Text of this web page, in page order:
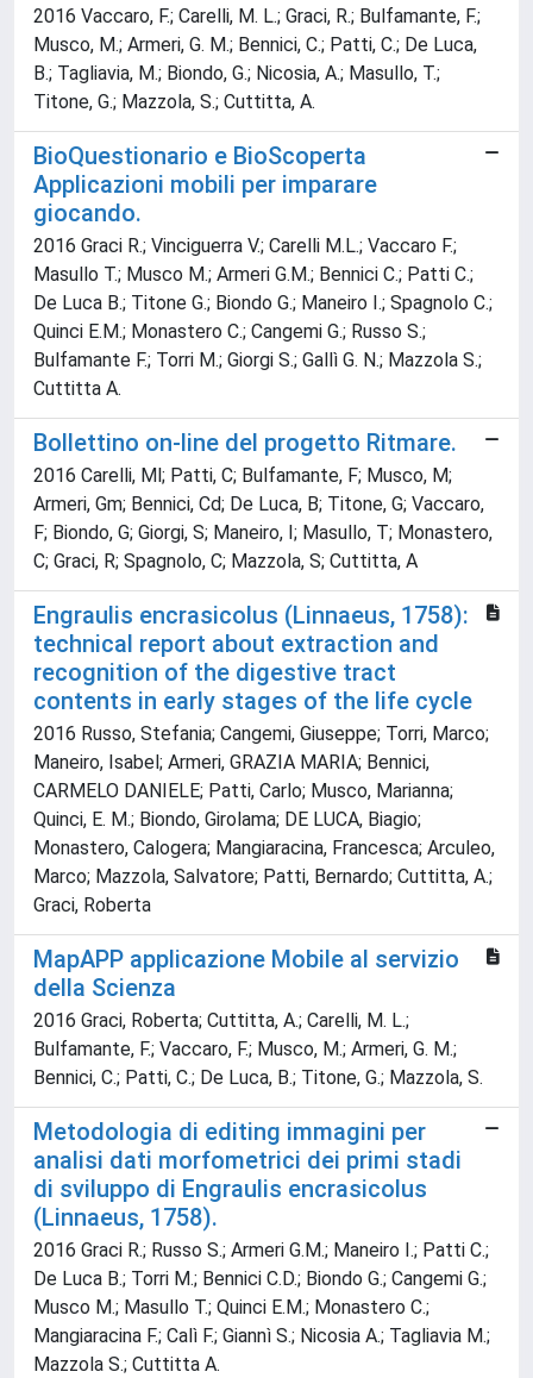
2016 Vaccaro, F.; Carelli, M. L.; Graci, R.; Bulfamante, F.;
Musco, M.; Armeri, G. M.; Bennici, C.; Patti, C.; De Luca,
B.; Tagliavia, M.; Biondo, G.; Nicosia, A.; Masullo, T.;
Titone, G.; Mazzola, S.; Cuttitta, A.
BioQuestionario e BioScoperta
Applicazioni mobili per imparare
giocando.
2016 Graci R.; Vinciguerra V.; Carelli M.L.; Vaccaro F.;
Masullo T.; Musco M.; Armeri G.M.; Bennici C.; Patti C.;
De Luca B.; Titone G.; Biondo G.; Maneiro I.; Spagnolo C.;
Quinci E.M.; Monastero C.; Cangemi G.; Russo S.;
Bulfamante F.; Torri M.; Giorgi S.; Gallì G. N.; Mazzola S.;
Cuttitta A.
Bollettino on-line del progetto Ritmare.
2016 Carelli, Ml; Patti, C; Bulfamante, F; Musco, M;
Armeri, Gm; Bennici, Cd; De Luca, B; Titone, G; Vaccaro,
F; Biondo, G; Giorgi, S; Maneiro, I; Masullo, T; Monastero,
C; Graci, R; Spagnolo, C; Mazzola, S; Cuttitta, A
Engraulis encrasicolus (Linnaeus, 1758):
technical report about extraction and
recognition of the digestive tract
contents in early stages of the life cycle
2016 Russo, Stefania; Cangemi, Giuseppe; Torri, Marco;
Maneiro, Isabel; Armeri, GRAZIA MARIA; Bennici,
CARMELO DANIELE; Patti, Carlo; Musco, Marianna;
Quinci, E. M.; Biondo, Girolama; DE LUCA, Biagio;
Monastero, Calogera; Mangiaracina, Francesca; Arculeo,
Marco; Mazzola, Salvatore; Patti, Bernardo; Cuttitta, A.;
Graci, Roberta
MapAPP applicazione Mobile al servizio
della Scienza
2016 Graci, Roberta; Cuttitta, A.; Carelli, M. L.;
Bulfamante, F.; Vaccaro, F.; Musco, M.; Armeri, G. M.;
Bennici, C.; Patti, C.; De Luca, B.; Titone, G.; Mazzola, S.
Metodologia di editing immagini per
analisi dati morfometrici dei primi stadi
di sviluppo di Engraulis encrasicolus
(Linnaeus, 1758).
2016 Graci R.; Russo S.; Armeri G.M.; Maneiro I.; Patti C.;
De Luca B.; Torri M.; Bennici C.D.; Biondo G.; Cangemi G.;
Musco M.; Masullo T.; Quinci E.M.; Monastero C.;
Mangiaracina F.; Calì F.; Giannì S.; Nicosia A.; Tagliavia M.;
Mazzola S.; Cuttitta A.